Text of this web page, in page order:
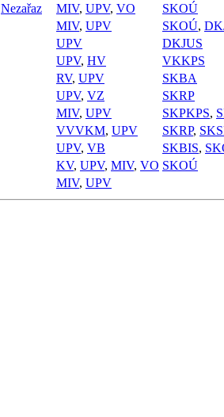
Nezařaz MIV, UPV, VO SKOÚ
MIV, UPV SKOÚ,
UPV
DKJUS
UPV, HV
VKKPS
RV, UPV
SKBA
UPV, VZ
SKRP
MIV, UPV SKPKPS,
VVVKM, UPV SKRP,
UPV, VB SKBIS,
KV, UPV, MIV, VO SKOÚ
MIV, UPV